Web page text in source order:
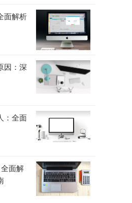
面解析
因：深
：全面
面解